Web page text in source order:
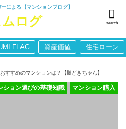
による【マンションブログ】
search
FLAG 資産価値 住宅ローン
すめのマンションは？【勝どきちゃん】
マンション購入
ション選びの基礎知識